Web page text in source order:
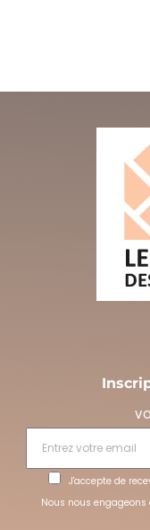
J'accepte de
Nous nous